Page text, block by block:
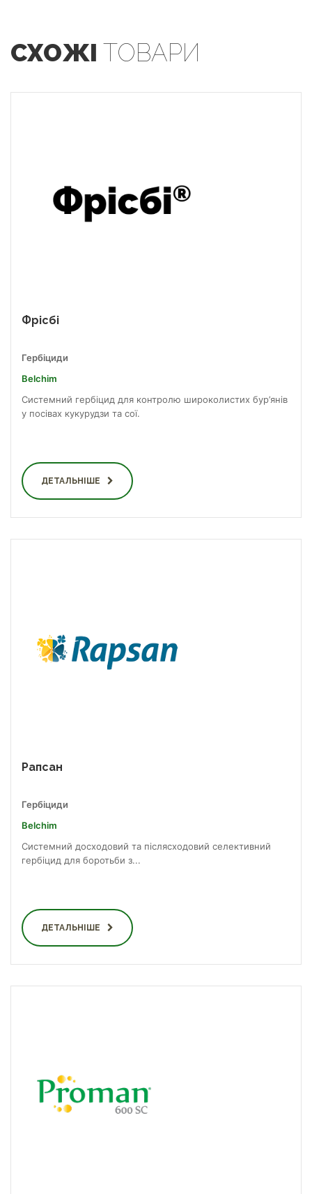
СХОЖІ ТОВАРИ
Фрісбі
Гербіциди
Belchim
Системний гербіцид для контролю широколистих бур’янів
у посівах кукурудзи та сої.
ДЕТАЛЬНІШЕ
Рапсан
Гербіциди
Belchim
Системний досходовий та післясходовий селективний
гербіцид для боротьби з...
ДЕТАЛЬНІШЕ